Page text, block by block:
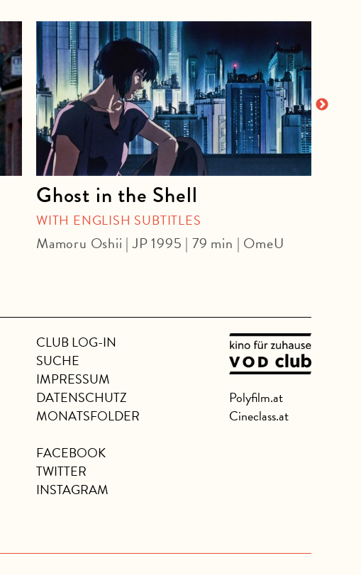
Ghost in the Shell
WITH ENGLISH SUBTITLES
Mamoru Oshii | JP 1995 | 79 min | OmeU
CLUB LOG-IN
SUCHE
IMPRESSUM
DATENSCHUTZ
MONATSFOLDER
FACEBOOK
TWITTER
INSTAGRAM
Polyfilm.at
Cineclass.at